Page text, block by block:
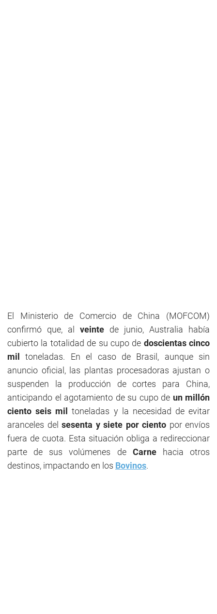
El Ministerio de Comercio de China (MOFCOM)
confirmó que, al veinte de junio, Australia había
cubierto la totalidad de su cupo de doscientas cinco
mil
toneladas. En el caso de Brasil, aunque sin
anuncio oficial, las plantas procesadoras ajustan o
suspenden la producción de cortes para China,
anticipando el agotamiento de su cupo de un millón
ciento seis mil
toneladas y la necesidad de evitar
aranceles del sesenta y siete por ciento por envíos
fuera de cuota. Esta situación obliga a redireccionar
parte de sus volúmenes de Carnehacia otros
destinos, impactando en los Bovinos.